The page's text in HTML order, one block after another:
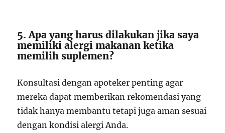
5. Apa yang harus dilakukan jika saya
memiliki alergi makanan ketika
memilih suplemen?
Konsultasi dengan apoteker penting agar
mereka dapat memberikan rekomendasi yang
tidak hanya membantu tetapi juga aman sesuai
dengan kondisi alergi Anda.